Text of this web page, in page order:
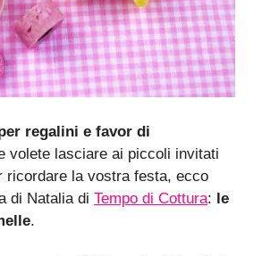
regalini e favor di
volete lasciare ai piccoli invitati
ricordare la vostra festa, ecco
di Natalia di Tempo di Cottura: le
.